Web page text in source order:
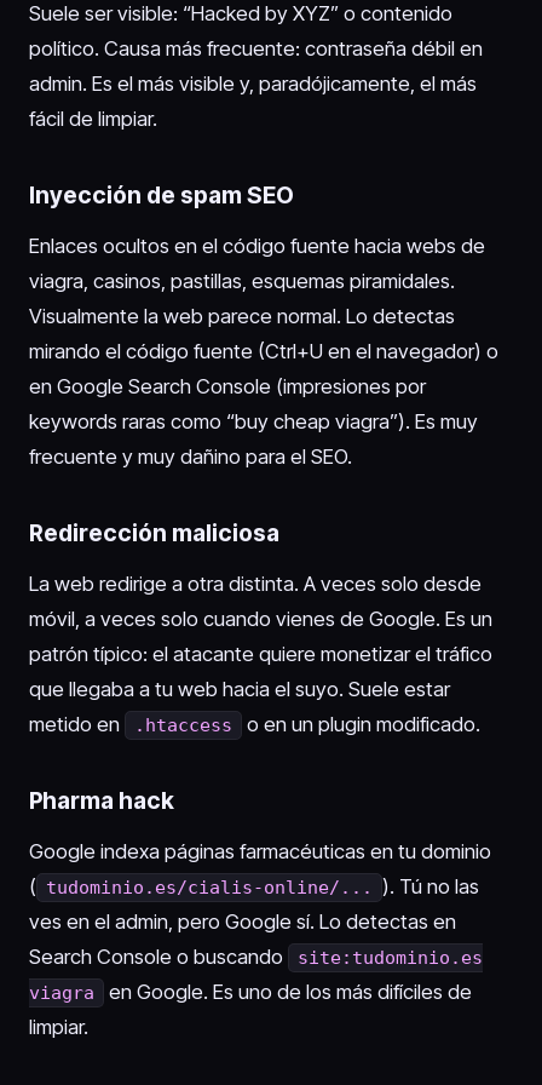
Suele ser visible: “Hacked by XYZ” o contenido
político. Causa más frecuente: contraseña débil en
admin. Es el más visible y, paradójicamente, el más
fácil de limpiar.
Inyección de spam SEO
Enlaces ocultos en el código fuente hacia webs de
viagra, casinos, pastillas, esquemas piramidales.
Visualmente la web parece normal. Lo detectas
mirando el código fuente (Ctrl+U en el navegador) o
en Google Search Console (impresiones por
keywords raras como “buy cheap viagra”). Es muy
frecuente y muy dañino para el SEO.
Redirección maliciosa
La web redirige a otra distinta. A veces solo desde
móvil, a veces solo cuando vienes de Google. Es un
patrón típico: el atacante quiere monetizar el tráfico
que llegaba a tu web hacia el suyo. Suele estar
metido en
.htaccess o en un plugin modificado.
Pharma hack
Google indexa páginas farmacéuticas en tu dominio
( tudominio.es/cialis-online/...
). Tú no las
ves en el admin, pero Google sí. Lo detectas en
Search Console o buscando
site:tudominio.es
viagra
en Google. Es uno de los más difíciles de
limpiar.